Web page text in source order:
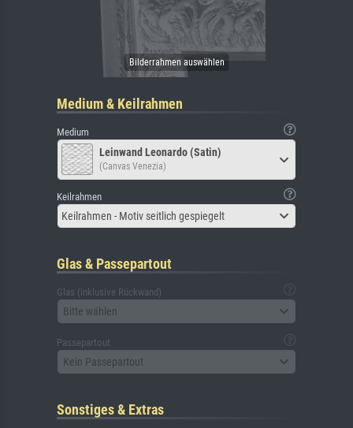
Medium & Keilrahmen
Medium
Leinwand Leonardo (Satin)
(Canvas Venezia)
Keilrahmen
Keilrahmen - Motiv seitlich gespiegelt
Glas & Passepartout
Glas (inklusive Rückwand)
Bitte wählen
Passepartout
Kein Passepartout
Sonstiges & Extras